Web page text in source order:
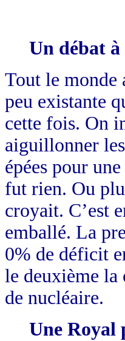
Un débat
Tout le monde
peu existante
cette fois. On
aiguillonner
épées pour
fut rien. Ou
croyait. C’est
emballé. La
0% de déficit
le deuxième la
de nucléaire.
Une Royal